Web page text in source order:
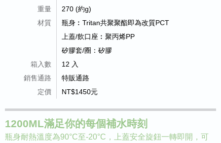
重量
270 (約g)
材質
瓶身︰Tritan共聚聚酯即為改質PCT
上蓋/飲口座︰聚丙烯PP
矽膠套/圈：矽膠
箱入數
12 入
銷售通路
特販通路
定價
NT$1450元
1200ML滿足你的每個補水時刻
瓶身耐熱溫度為90°C至-20°C，上蓋安全旋鈕一轉即開，可